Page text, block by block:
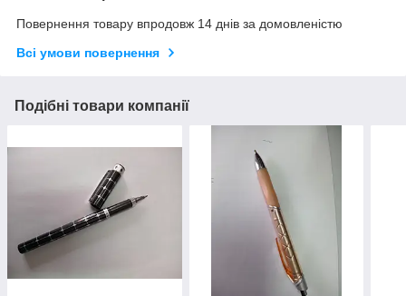
Повернення товару впродовж 14 днів за домовленістю
Всі умови повернення
Подібні товари компанії